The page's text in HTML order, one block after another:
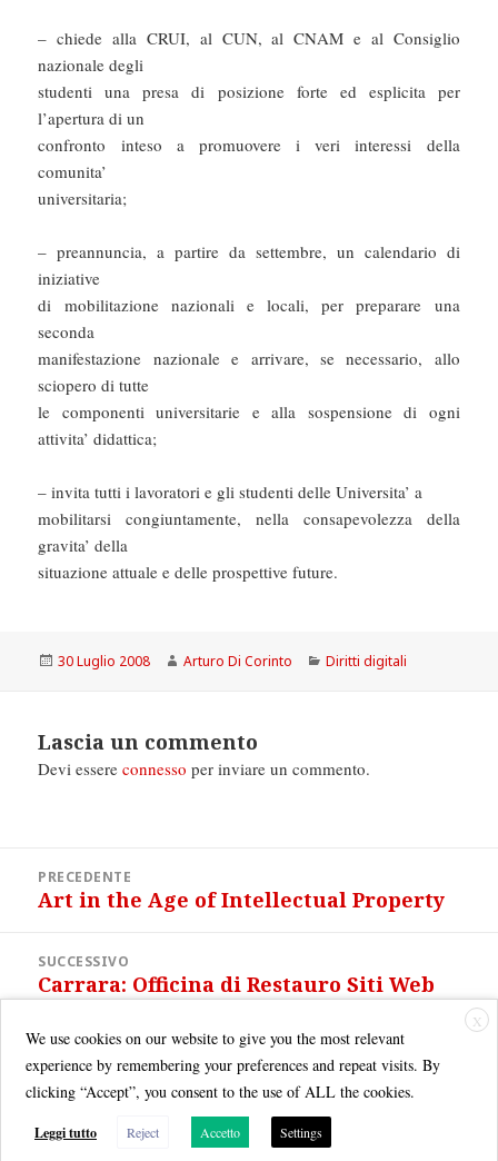
– chiede alla CRUI, al CUN, al CNAM e al Consiglio
nazionale degli
studenti una presa di posizione forte ed esplicita per
l’apertura di un
confronto inteso a promuovere i veri interessi della
comunita’
universitaria;
– preannuncia, a partire da settembre, un calendario di
iniziative
di mobilitazione nazionali e locali, per preparare una
seconda
manifestazione nazionale e arrivare, se necessario, allo
sciopero di tutte
le componenti universitarie e alla sospensione di ogni
attivita’ didattica;
– invita tutti i lavoratori e gli studenti delle Universita’ a
mobilitarsi congiuntamente, nella consapevolezza della
gravita’ della
situazione attuale e delle prospettive future.
Scritto
30 Luglio 2008 Autore
Arturo Di Corinto Categorie
Diritti digitali
Lascia un commento
Devi essereconnesso per inviare un commento.
articoliPRECEDENTE
Articolo
Art in the Age of Intellectual Property
SUCCESSIVO
Articolo
Carrara: Officina di Restauro Siti Web
X
We use cookies on our website to give you the most relevant
experience by remembering your preferences and repeat visits. By
clicking “Accept”, you consent to the use of ALL the cookies.
Leggi tutto Reject Accetto Settings